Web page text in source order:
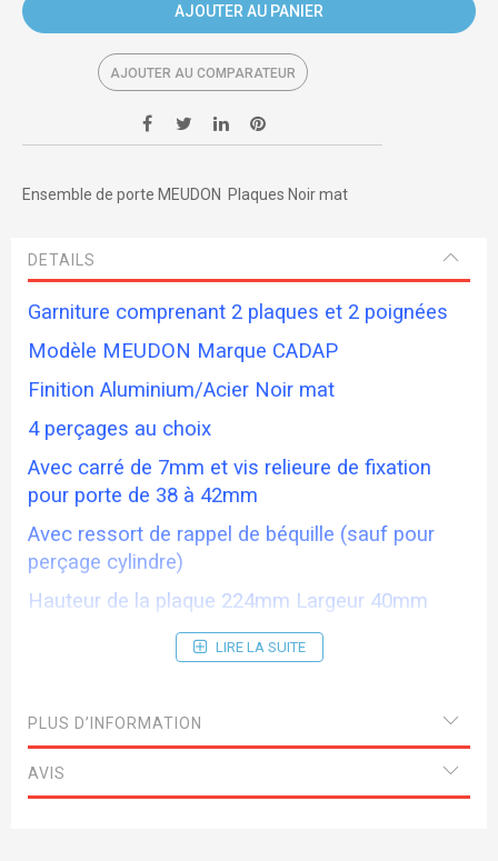
AJOUTER AU PANIER
AJOUTER AU COMPARATEUR
Ensemble de porte MEUDON Plaques Noir mat
DETAILS
Garniture comprenant 2 plaques et 2 poignées
Modèle MEUDON Marque CADAP
Finition Aluminium/Acier Noir mat
4 perçages au choix
Avec carré de 7mm et vis relieure de fixation
pour porte de 38 à 42mm
Avec ressort de rappel de béquille (sauf pour
perçage cylindre)
Hauteur de la plaque 224mm Largeur 40mm
Entraxe des vis 195mm Ent serrure 70mm
LIRE LA SUITE
PLUS D’INFORMATION
AVIS